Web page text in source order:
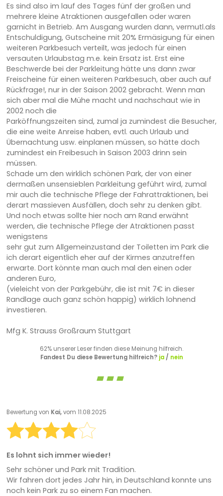
Es sind also im lauf des Tages fünf der großen und
mehrere kleine Atraktionen ausgefallen oder waren
garnicht in Betrieb. Am Ausgang wurden dann, vermutl.als
Entschuldigung, Gutscheine mit 20% Ermäsigung für einen
weiteren Parkbesuch verteilt, was jedoch für einen
versauten Urlaubstag m.e. kein Ersatz ist. Erst eine
Beschwerde bei der Parkleitung hätte uns dann zwar
Freischeine für einen weiteren Parkbesuch, aber auch auf
Rückfrage!, nur in der Saison 2002 gebracht. Wenn man
sich aber mal die Mühe macht und nachschaut wie in
2002 noch die
Parköffnungszeiten sind, zumal ja zumindest die Besucher,
die eine weite Anreise haben, evtl. auch Urlaub und
Übernachtung usw. einplanen müssen, so hätte doch
zumindest ein Freibesuch in Saison 2003 drinn sein
müssen.
Schade um den wirklich schönen Park, der von einer
dermaßen unsensieblen Parkleitung geführt wird, zumal
mir auch die technische Pflege der Fahrattraktionen, bei
derart massieven Ausfällen, doch sehr zu denken gibt.
Und noch etwas sollte hier noch am Rand erwähnt
werden, die technische Pflege der Atraktionen passt
wenigstens
sehr gut zum Allgemeinzustand der Toiletten im Park die
ich derart eigentlich eher auf der Kirmes anzutreffen
erwarte. Dort könnte man auch mal den einen oder
anderen Euro,
(vieleicht von der Parkgebühr, die ist mit 7€ in dieser
Randlage auch ganz schön happig) wirklich lohnend
investieren.
Mfg K. Strauss Großraum Stuttgart
62% unserer Leser finden diese Meinung hilfreich.
Fandest Du diese Bewertung hilfreich? ja/ nein
Bewertung von Kai,vom 11.08.2025
Es lohnt sich immer wieder!
Sehr schöner und Park mit Tradition.
Wir fahren dort jedes Jahr hin, in Deutschland konnte uns
noch kein Park zu so einem Fan machen.